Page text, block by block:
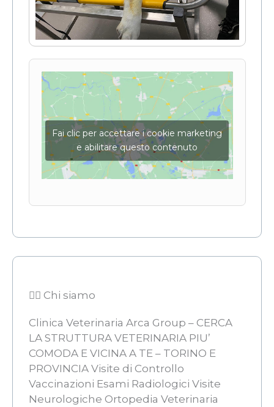
Fai clic per accettare i cookie marketing
e abilitare questo contenuto
👨‍⚖️ Chi siamo
Clinica Veterinaria Arca Group – CERCA
LA STRUTTURA VETERINARIA PIU’
COMODA E VICINA A TE – TORINO E
PROVINCIA Visite di Controllo
Vaccinazioni Esami Radiologici Visite
Neurologiche Ortopedia Veterinaria